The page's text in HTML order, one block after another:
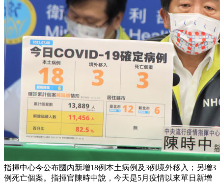
指揮中心今公布國內新增18例本土病例及3例境外移入；另增3
例死亡個案。指揮官陳時中說，今天是5月疫情以來單日新增